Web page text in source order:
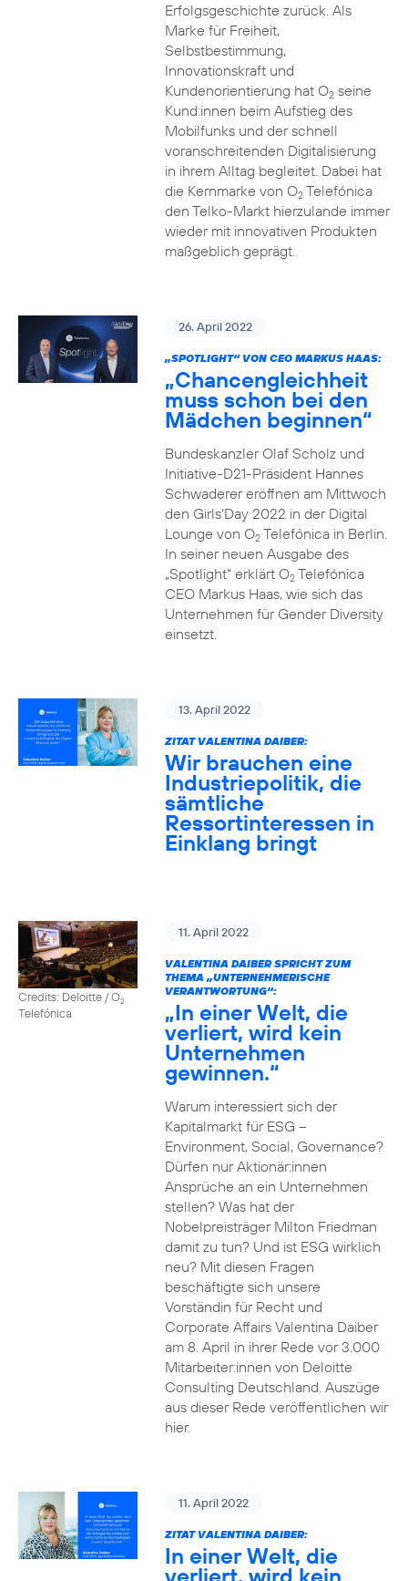
Erfolgsgeschichte zurück. Als
Marke für Freiheit,
Selbstbestimmung,
Innovationskraft und
Kundenorientierung hat O2seine
Kund:innen beim Aufstieg des
Mobilfunks und der schnell
voranschreitenden Digitalisierung
in ihrem Alltag begleitet. Dabei hat
die Kernmarke von O2Telefónica
den Telko-Markt hierzulande immer
wieder mit innovativen Produkten
maßgeblich geprägt.
26. April 2022
„SPOTLIGHT“ VON CEO MARKUS HAAS:
„Chancengleichheit
muss schon bei den
Mädchen beginnen“
Bundeskanzler Olaf Scholz und
Initiative-D21-Präsident Hannes
Schwaderer eröffnen am Mittwoch
den Girls‘Day 2022 in der Digital
Lounge von O2Telefónica in Berlin.
In seiner neuen Ausgabe des
„Spotlight“ erklärt O2Telefónica
CEO Markus Haas, wie sich das
Unternehmen für Gender Diversity
einsetzt.
13. April 2022
ZITAT VALENTINA DAIBER:
Wir brauchen eine
Industriepolitik, die
sämtliche
Ressortinteressen in
Einklang bringt
Credits: Deloitte / O2
Telefónica
11. April 2022
VALENTINA DAIBER SPRICHT ZUM
THEMA „UNTERNEHMERISCHE
VERANTWORTUNG“:
„In einer Welt, die
verliert, wird kein
Unternehmen
gewinnen.“
Warum interessiert sich der
Kapitalmarkt für ESG –
Environment, Social, Governance?
Dürfen nur Aktionär:innen
Ansprüche an ein Unternehmen
stellen? Was hat der
Nobelpreisträger Milton Friedman
damit zu tun? Und ist ESG wirklich
neu? Mit diesen Fragen
beschäftigte sich unsere
Vorständin für Recht und
Corporate Affairs Valentina Daiber
am 8. April in ihrer Rede vor 3.000
Mitarbeiter:innen von Deloitte
Consulting Deutschland. Auszüge
aus dieser Rede veröffentlichen wir
hier.
11. April 2022
ZITAT VALENTINA DAIBER:
In einer Welt, die
verliert, wird kein